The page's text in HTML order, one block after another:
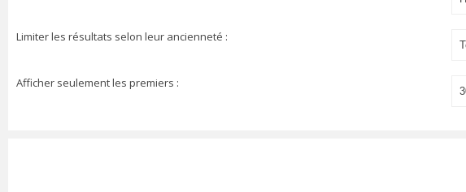
Limiter les résultats selon leur ancienneté :
Afficher seulement les premiers :